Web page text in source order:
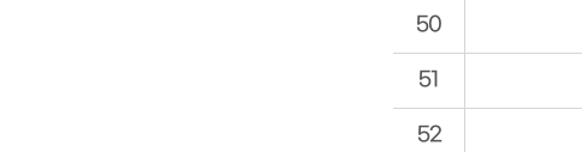
50
51
52